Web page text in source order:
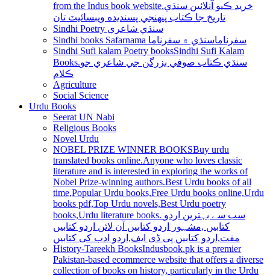
from the Indus book website.خريد ڪيو آنلائين سنڌي
تاريخ جا ڪتاب پنھنجي پسنديده ويبسائيٽ تان
Sindhi Poetry سنڌي شاعري
Sindhi books Safarnama سفرناماسنڌي ۾ سفرناما
Sindhi Sufi kalam Poetry booksSindhi Sufi Kalam
Books.سنڌي ڪتاب صوفي بزرگن جي شاعري جو
ڪلام
Agriculture
Social Science
Urdu Books
Seerat UN Nabi
Religious Books
Novel Urdu
NOBEL PRIZE WINNER BOOKSBuy urdu
translated books online.Anyone who loves classic
literature and is interested in exploring the works of
Nobel Prize-winning authors.Best Urdu books of all
time,Popular Urdu books,Free Urdu books online,Urdu
books pdf,Top Urdu novels,Best Urdu poetry
books,Urdu literature books. سب سے بہترین اردو
کتابیں ,مشہور اردو کتابیں آن لائن اردو کتابیں
مفت,اردو کتابیں پی ڈی ایف,اردو ادب کی کتابیں
History-Tareekh BooksIndusbook.pk is a premier
Pakistan-based ecommerce website that offers a diverse
collection of books on history, particularly in the Urdu